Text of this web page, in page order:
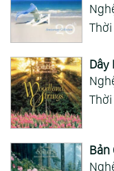
Thời
Dây
Bản